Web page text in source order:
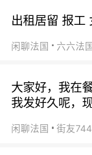
出租居留 报
闲聊法国 六六法国
大家好，我在
我发好久呢，
闲聊法国